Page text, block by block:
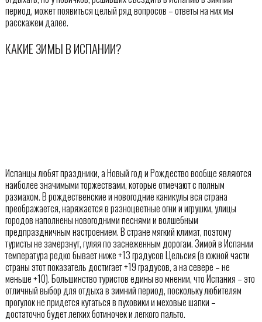
период, может появиться целый ряд вопросов – ответы на них мы
расскажем далее.
КАКИЕ ЗИМЫ В ИСПАНИИ?
Испанцы любят праздники, а Новый год и Рождество вообще являются
наиболее значимыми торжествами, которые отмечают с полным
размахом. В рождественские и новогодние каникулы вся страна
преображается, наряжается в разноцветные огни и игрушки, улицы
городов наполнены новогодними песнями и волшебным
предпраздничным настроением. В стране мягкий климат, поэтому
туристы не замерзнут, гуляя по заснеженным дорогам. Зимой в Испании
температура редко бывает ниже +13 градусов Цельсия (в южной части
страны этот показатель достигает +19 градусов, а на севере – не
меньше +10). Большинство туристов едины во мнении, что Испания – это
отличный выбор для отдыха в зимний период, поскольку любителям
прогулок не придется кутаться в пуховики и меховые шапки –
достаточно будет легких ботиночек и легкого пальто.